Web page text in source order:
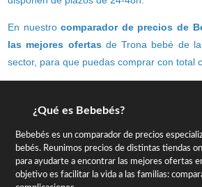
En nuestrocomparador de precios de
las mejores ofertasde Trona bebé de
sector, para que puedas comprar con total
¿Qué es Bebebés?
Bebebés es un comparador de precios
bebés. Reunimos precios de distintas tiendas
para ayudarte a encontrar las mejores ofertas
objetivo es facilitar la vida a las familias: